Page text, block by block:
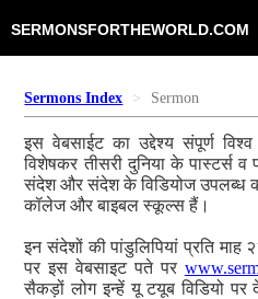
SERMONSFORTHEWORLD.COM
Sermons Index Sermon
इस वेबसाईट का उद्देश्य संपूर्ण
विशेषकर तीसरी दुनिया के पास्टर्स
संदेश और संदेश के विडियोज उपलब्ध
कॉलेज और बाइबल स्कूल्स हैं।
इन संदेशों की पांडुलिपियां प्रति
पर इस वेबसाइट पते पर
सैकड़ों लोग इन्हें यू टयूब विडियो